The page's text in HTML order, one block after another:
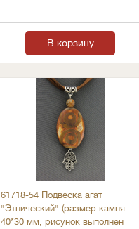
В корзину
61718-54 Подвеска агат
"Этнический" (размер камня
40*30 мм, рисунок выполнен